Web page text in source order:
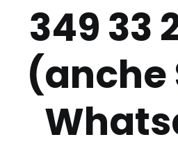
349 33
(anche